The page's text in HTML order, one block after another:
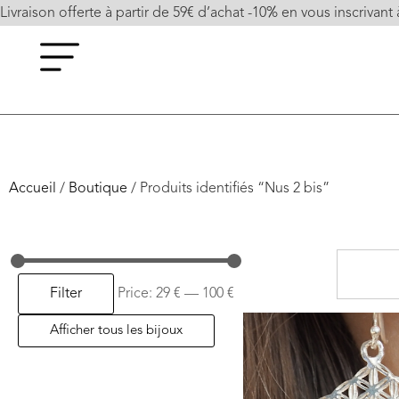
Livraison offerte à partir de 59€ d’achat -10% en vous inscrivant
Accueil / Boutique / Produits identifiés “Nus 2 bis”
Filter Price: 29 € — 100 €
Afficher tous les bijoux